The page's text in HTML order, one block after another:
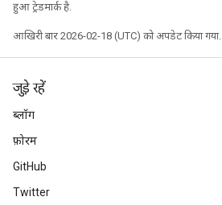
हुआ ट्रेडमार्क है.
आखिरी बार 2026-02-18 (UTC) को अपडेट किया गया.
जुड़े रहें
ब्लॉग
फ़ोरम
GitHub
Twitter